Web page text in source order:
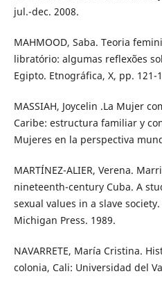
jul.-dec. 2008.
MAHMOOD, Saba. Teoria
libratório: algumas reflexões
Egipto. Etnográfica, X, pp. 121-
MASSIAH, Joycelin .La Mujer
Caribe: estructura familiar y
Mujeres en la perspectiva
MARTÍNEZ-ALIER, Verena.
nineteenth-century Cuba. A
sexual values in a slave
Michigan Press. 1989.
NAVARRETE, María Cristina.
colonia, Cali: Universidad del